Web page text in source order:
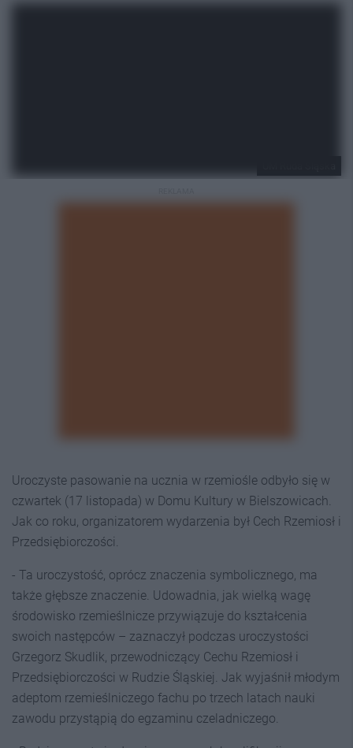
Uroczyste pasowanie na ucznia w rzemiośle odbyło się w
czwartek (17 listopada) w Domu Kultury w Bielszowicach.
Jak co roku, organizatorem wydarzenia był Cech Rzemiosł i
Przedsiębiorczości.
- Ta uroczystość, oprócz znaczenia symbolicznego, ma
także głębsze znaczenie. Udowadnia, jak wielką wagę
środowisko rzemieślnicze przywiązuje do kształcenia
swoich następców – zaznaczył podczas uroczystości
Grzegorz Skudlik, przewodniczący Cechu Rzemiosł i
Przedsiębiorczości w Rudzie Śląskiej. Jak wyjaśnił młodym
adeptom rzemieślniczego fachu po trzech latach nauki
zawodu przystąpią do egzaminu czeladniczego.